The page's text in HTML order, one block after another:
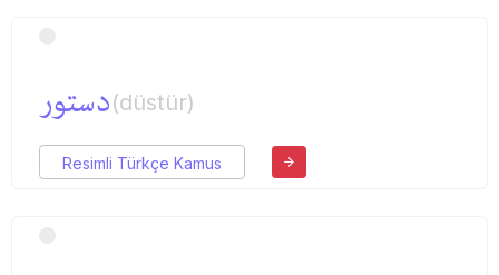
دستور(düstür)
Resimli Türkçe Kamus